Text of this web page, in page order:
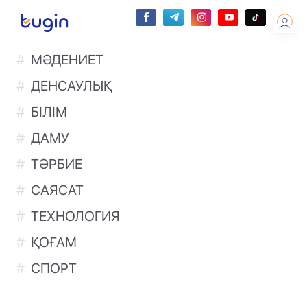
МӘДЕНИЕТ
ДЕНСАУЛЫҚ
БІЛІМ
ДАМУ
ТӘРБИЕ
САЯСАТ
ТЕХНОЛОГИЯ
ҚОҒАМ
СПОРТ